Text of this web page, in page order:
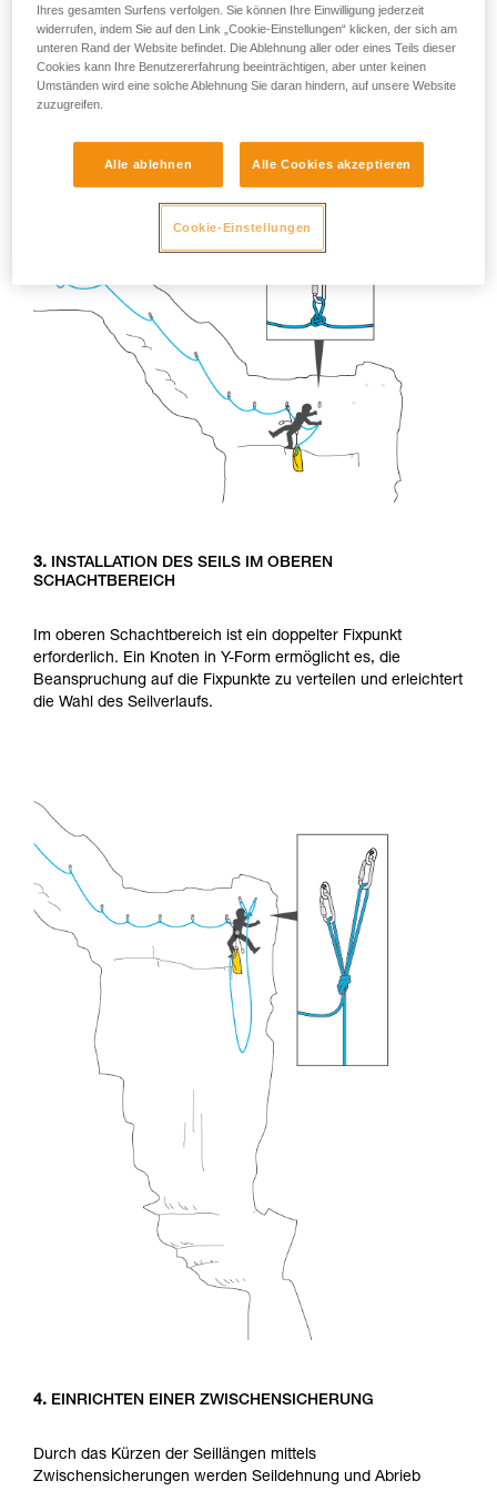
UNTERSTÜTZUNG BEI DER FORTBEWEGUNG
Die Folgenden bewegen sich mit Hilfe des gespannten
Seilgeländers und der in kurzen Entfernungen angebrachten
Zwischensicherungen mittels Klettertechnik fort. Der
3. INSTALLATION DES SEILS IM OBEREN
SCHACHTBEREICH
Im oberen Schachtbereich ist ein doppelter Fixpunkt
erforderlich. Ein Knoten in Y-Form ermöglicht es, die
Beanspruchung auf die Fixpunkte zu verteilen und erleichtert
die Wahl des Seilverlaufs.
4. EINRICHTEN EINER ZWISCHENSICHERUNG
Durch das Kürzen der Seillängen mittels
Zwischensicherungen werden Seildehnung und Abrieb
Ihres gesamten Surfens verfolgen. Sie können Ihre Einwilligung jederzeit
widerrufen, indem Sie auf den Link „Cookie-Einstellungen“ klicken, der sich am
unteren Rand der Website befindet. Die Ablehnung aller oder eines Teils dieser
Cookies kann Ihre Benutzererfahrung beeinträchtigen, aber unter keinen
Umständen wird eine solche Ablehnung Sie daran hindern, auf unsere Website
zuzugreifen.
Alle ablehnen Alle Cookies akzeptieren
Cookie-Einstellungen